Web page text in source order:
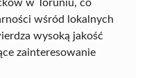
w Toruniu, co
wśród lokalnych
wysoką jakość
zainteresowanie